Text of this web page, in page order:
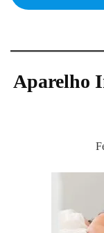
Aparelho